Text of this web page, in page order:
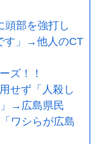
頭部を強打し
す」→他人のCT
ズ！！
せず「人殺し
→広島県民
ワシらが広島